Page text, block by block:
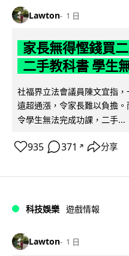
Lawton 1 日
家長無得慳錢買
二手教科書 學生
社福界立法會議員陳文宜指
遠超通漲，令家長難以負擔
令學生無法完成功課，二手...
935 371 ↗ 分享
科技娛樂 遊戲情報
Lawton 1 日